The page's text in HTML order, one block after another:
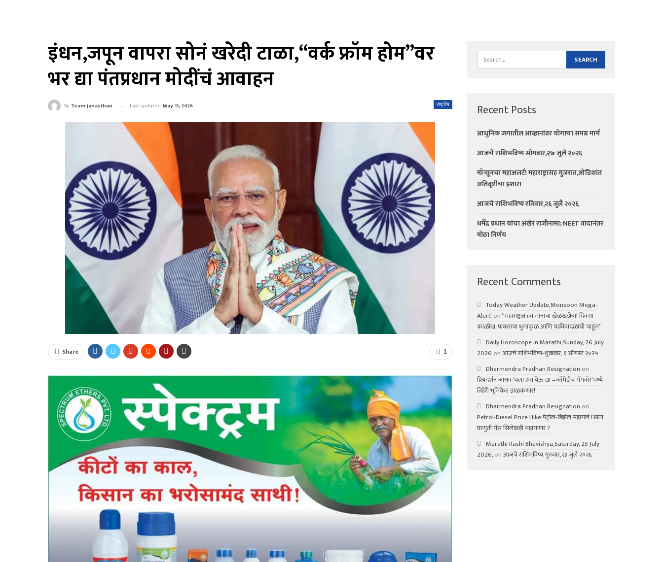
इंधन,जपून वापरा सोनं खरेदी टाळा,“वर्क फ्रॉम होम”वर
भर द्या पंतप्रधान मोदींचं आवाहन
राष्ट्रीय
By Team Janasthan Last updated May 11, 2026
1
Share
Recent Posts
आधुनिक जगातील आव्हानांवर योगाचा समग्र मार्ग
आजचे राशिभविष्य सोमवार,२७ जुलै २०२६
मॉन्सूनचा महाअलर्ट! महाराष्ट्रासह गुजरात,ओडिशात
अतिवृष्टीचा इशारा
आजचे राशिभविष्य रविवार,२६ जुलै २०२६
धर्मेंद्र प्रधान यांचा अखेर राजीनामा; NEET वादानंतर
मोठा निर्णय
Recent Comments
Today Weather Update,Monsoon Mega-
Alert! on“महाराष्ट्रात हवामानाचा खेळखंडोबा! दिवसा
काळोख, पावसाचा धुमाकूळ आणि चक्रीवादळाची चाहूल”
Daily Horoscope in Marathi,Sunday, 26 July
2026 onआजचे राशिभविष्य-शुक्रवार, १ ऑगस्ट २०२५
Dharmendra Pradhan Resignation on
प्रियदर्शन जाधव ‘चला हवा येऊ द्या –कॉमेडीचं गॅंगवॉर’मध्ये
तिहेरी भूमिकेत झळकणार!
Dharmendra Pradhan Resignation on
Petrol-Diesel Price Hike:पेट्रोल-डिझेल महागलं !आता
घरगुती गॅस सिलेंडरही महागणार ?
Marathi Rashi Bhavishya,Saturday, 25 July
2026,onआजचे राशिभविष्य गुरुवार,२३ जुलै २०२६